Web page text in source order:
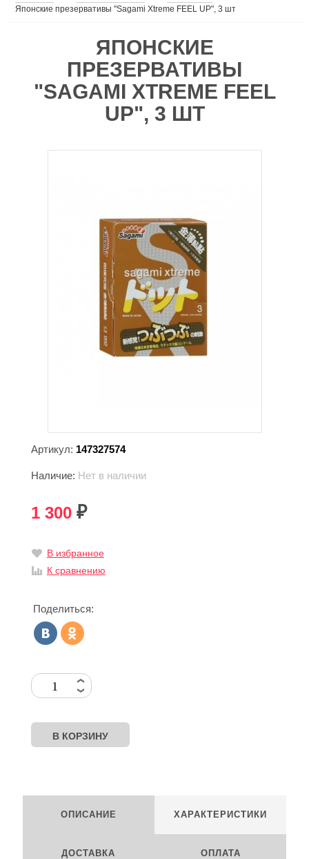
Японские презервативы "Sagami Xtreme FEEL UP", 3 шт
ЯПОНСКИЕ
ПРЕЗЕРВАТИВЫ
"SAGAMI XTREME FEEL
UP", 3 ШТ
Артикул: 147327574
Наличие: Нет в наличии
1 300 ₽
В избранное
К сравнению
Поделиться:
ОПИСАНИЕ ХАРАКТЕРИСТИКИ
ДОСТАВКА ОПЛАТА